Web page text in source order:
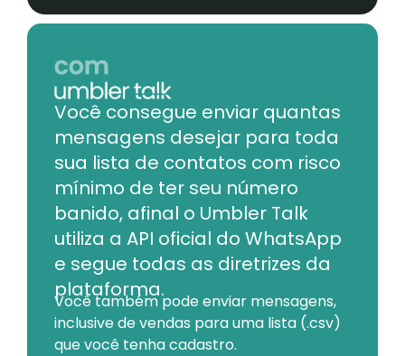
Você consegue enviar quantas
mensagens desejar para toda
sua lista de contatos com risco
mínimo de ter seu número
banido, afinal o Umbler Talk
utiliza a API oficial do WhatsApp
e segue todas as diretrizes da
plataforma.
Você também pode enviar mensagens,
inclusive de vendas para uma lista (.csv)
que você tenha cadastro.